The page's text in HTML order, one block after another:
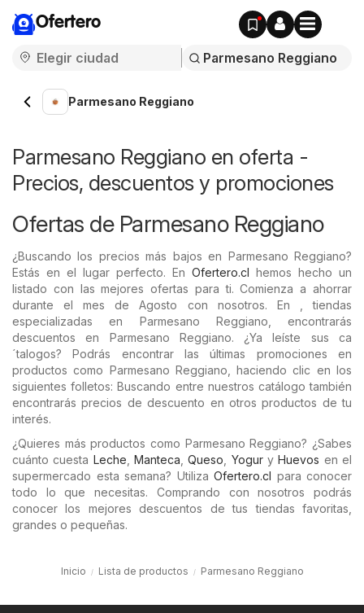
Ofertero
Parmesano Reggiano
Parmesano Reggiano en oferta -
Precios, descuentos y promociones
Ofertas de Parmesano Reggiano
¿Buscando los precios más bajos en Parmesano Reggiano?
Estás en el lugar perfecto. En Ofertero.cl hemos hecho un
listado con las mejores ofertas para ti. Comienza a ahorrar
durante el mes de Agosto con nosotros. En , tiendas
especializadas en Parmesano Reggiano, encontrarás
descuentos en Parmesano Reggiano. ¿Ya leíste sus ca
´talogos? Podrás encontrar las últimas promociones en
productos como Parmesano Reggiano, haciendo clic en los
siguientes folletos: Buscando entre nuestros catálogo también
encontrarás precios de descuento en otros productos de tu
interés.
¿Quieres más productos como Parmesano Reggiano? ¿Sabes
cuánto cuesta Leche ,Manteca ,Queso YoguryHuevos en el
supermercado esta semana? Utiliza Ofertero.cl para conocer
todo lo que necesitas. Comprando con nosotros podrás
conocer los mejores descuentos de tus tiendas favoritas,
grandes o pequeñas.
Inicio Lista de productos Parmesano Reggiano